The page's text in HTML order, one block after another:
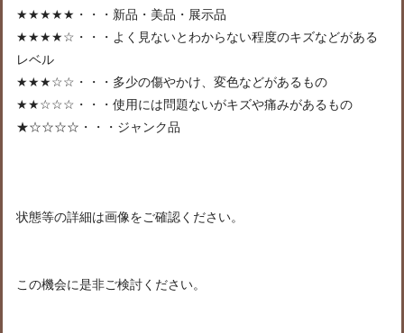
★★★★★・・・新品・美品・展示品
★★★★☆・・・よく見ないとわからない程度のキズなどがある
レベル
★★★☆☆・・・多少の傷やかけ、変色などがあるもの
★★☆☆☆・・・使用には問題ないがキズや痛みがあるもの
★☆☆☆☆・・・ジャンク品
状態等の詳細は画像をご確認ください。
この機会に是非ご検討ください。